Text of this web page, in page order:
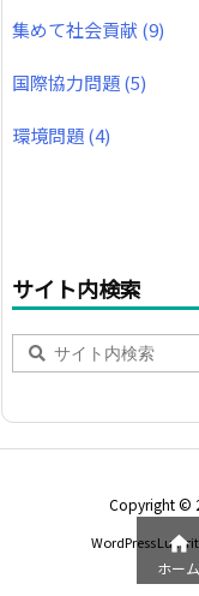
集めて社会貢献 (9)
国際協力問題(5)
環境問題(4)
サイト内検索
Copyright ©
WordPress 
ホーム